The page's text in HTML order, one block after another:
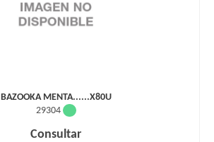
BAZOOKA MENTA......X80U
29304
Consultar